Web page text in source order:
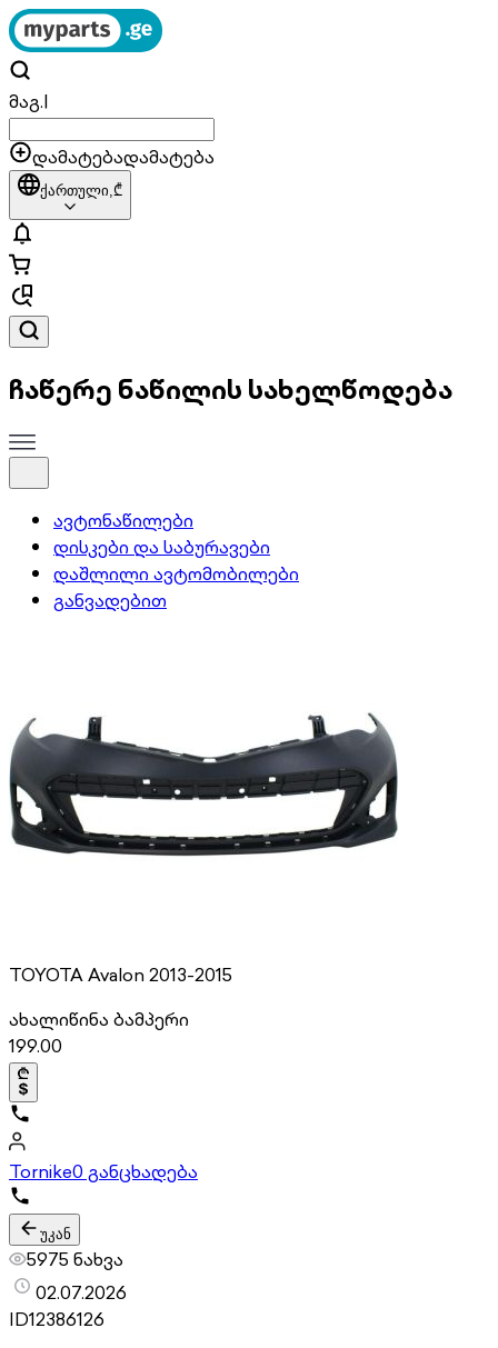
მაგ.|
დამატებადამატება
ქართული,₾
ჩაწერე ნაწილის სახელწოდება
ავტონაწილები
დისკები და საბურავები
დაშლილი ავტომობილები
განვადებით
TOYOTA Avalon 2013-2015
ახალიწინა ბამპერი
199.00
Tornike0 განცხადება
უკან
5975 ნახვა
02.07.2026
ID12386126